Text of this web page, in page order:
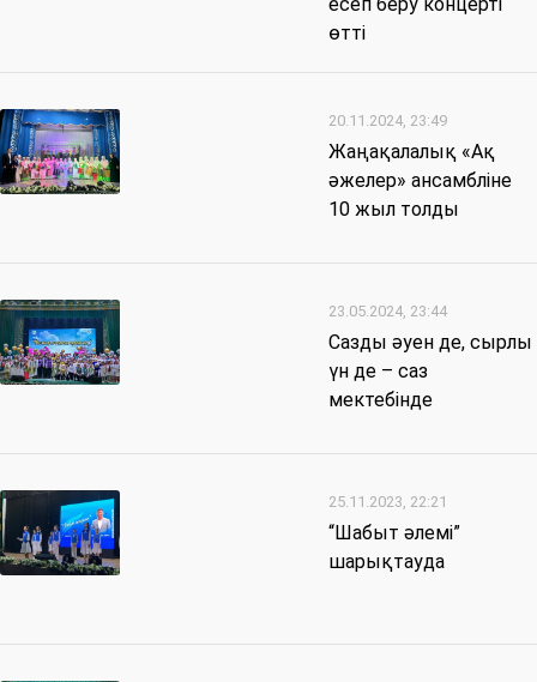
өтті
20.11.2024, 23:49
Жаңақалалық «Ақ
әжелер» ансамбліне
10 жыл толды
23.05.2024, 23:44
Сазды әуен де, сырлы
үн де – саз
мектебінде
25.11.2023, 22:21
“Шабыт әлемі”
шарықтауда​